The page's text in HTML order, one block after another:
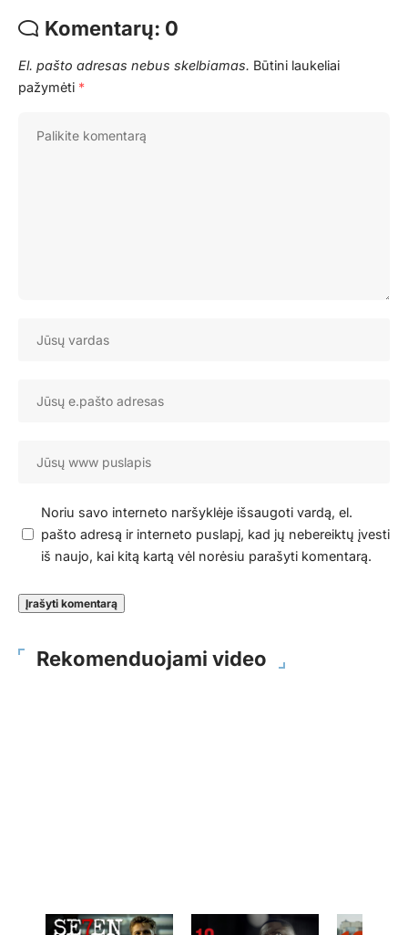
Komentarų: 0
El. pašto adresas nebus skelbiamas. Būtini laukeliai
pažymėti *
Noriu savo interneto naršyklėje išsaugoti vardą, el.
pašto adresą ir interneto puslapį, kad jų nebereiktų įvesti
iš naujo, kai kitą kartą vėl norėsiu parašyti komentarą.
Rekomenduojami video